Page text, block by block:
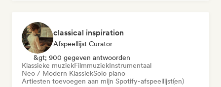
classical inspiration
Afspeellijst Curator
&gt; 900 gegeven antwoorden
Klassieke muziekFilmmuziekInstrumentaal
Neo / Modern KlassiekSolo piano
Artiesten toevoegen aan mijn Spotify-afspeellijst(en)